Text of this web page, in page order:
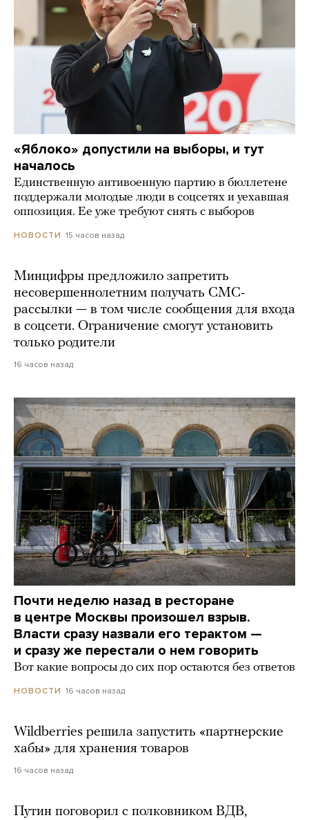
«Яблоко» допустили на выборы, и тут
началось
Единственную антивоенную партию в бюллетене
поддержали молодые люди в соцсетях и уехавшая
оппозиция. Ее уже требуют снять с выборов
НОВОСТИ 15 часов назад
Минцифры предложило запретить
несовершеннолетним получать СМС-
рассылки — в том числе сообщения для входа
в соцсети. Ограничение смогут установить
только родители
16 часов назад
Почти неделю назад в ресторане
в центре Москвы произошел взрыв.
Власти сразу назвали его терактом —
и сразу же перестали о нем говорить
Вот какие вопросы до сих пор остаются без ответов
НОВОСТИ 16 часов назад
Wildberries решила запустить «партнерские
хабы» для хранения товаров
16 часов назад
Путин поговорил с полковником ВДВ,